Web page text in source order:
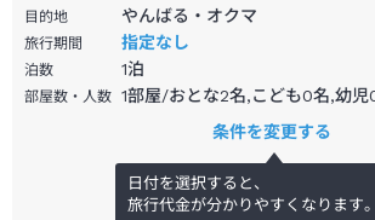
目的地 やんばる・オクマ
旅行期間 指定なし
泊数 1泊
部屋数・人数 1部屋/おとな2名,こども0名,幼児
条件を変更する
日付を選択すると、
旅行代金が分かりやすくなります。